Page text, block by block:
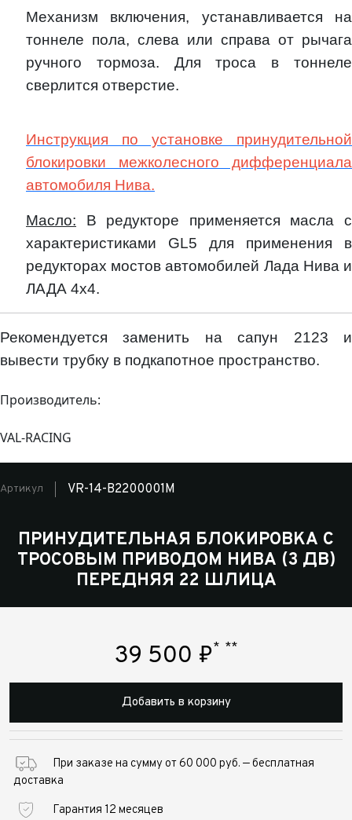
Механизм включения, устанавливается на
тоннеле пола, слева или справа от рычага
ручного тормоза. Для троса в тоннеле
сверлится отверстие.
Инструкция по установке принудительной
блокировки межколесного дифференциала
автомобиля Нива.
Масло: В редукторе применяется масла с
характеристиками GL5 для применения в
редукторах мостов автомобилей Лада Нива и
ЛАДА 4х4.
Рекомендуется заменить на сапун 2123 и
вывести трубку в подкапотное пространство.
Производитель:
VAL-RACING
Артикул VR-14-B2200001M
ПРИНУДИТЕЛЬНАЯ БЛОКИРОВКА С
ТРОСОВЫМ ПРИВОДОМ НИВА (3 ДВ)
ПЕРЕДНЯЯ 22 ШЛИЦА
39 500 ₽* **
Добавить в корзину
При заказе на сумму от 60 000 руб. — бесплатная
доставка
Гарантия 12 месяцев